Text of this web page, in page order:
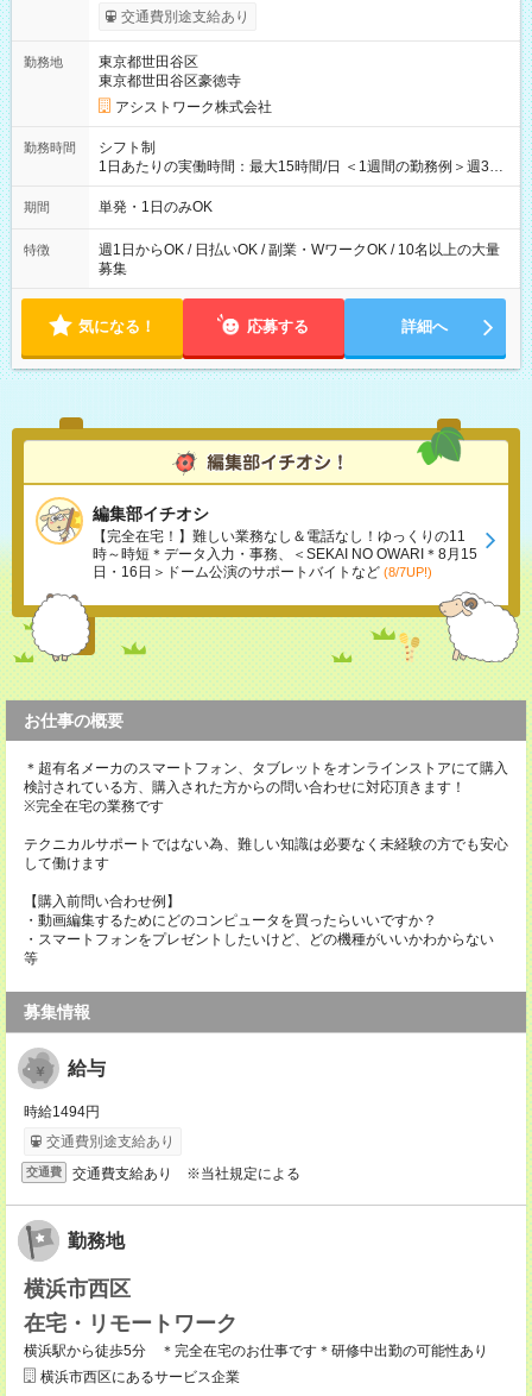
間】試用期間なし
交通費別途支給あり
勤務地
東京都世田谷区
東京都世田谷区豪徳寺
アシストワーク株式会社
勤務時間
シフト制
1日あたりの実働時間：最大15時間/日 ＜1週間の勤務例＞週3回
勤務 勤務：月・水・金 休み：火・木・土・日 好きな時にお仕事
可能です！ ※1日あたりの最大実働時間は日勤、夜勤共に勤務し
期間 単発・1日のみOK
特徴
週1日からOK / 日払いOK / 副業・WワークOK / 10名以上の大量
募集
気になる！ 応募する 詳細へ
編集部イチオシ
【完全在宅！】難しい業務なし＆電話なし！ゆっくりの11
時～時短＊データ入力・事務、＜SEKAI NO OWARI＊8月15
日・16日＞ドーム公演のサポートバイトなど (8/7UP!)
お仕事の概要
＊超有名メーカのスマートフォン、タブレットをオンラインストアにて購入
検討されている方、購入された方からの問い合わせに対応頂きます！
※完全在宅の業務です
テクニカルサポートではない為、難しい知識は必要なく未経験の方でも安心
して働けます
【購入前問い合わせ例】
・動画編集するためにどのコンピュータを買ったらいいですか？
・スマートフォンをプレゼントしたいけど、どの機種がいいかわからない
等
募集情報
給与
時給1494円
交通費別途支給あり
交通費 交通費支給あり ※当社規定による
勤務地
横浜市西区
在宅・リモートワーク
横浜駅から徒歩5分 ＊完全在宅のお仕事です＊研修中出勤の可能性あり
横浜市西区にあるサービス企業